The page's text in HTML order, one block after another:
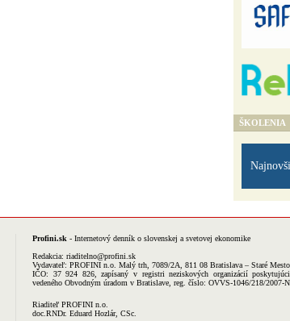
ŠKOLENIA
Profini.sk - Internetový denník o slovenskej a svetovej ekonomike
Redakcia: riaditelno@profini.sk
Vydavateľ: PROFINI n.o. Malý trh, 7089/2A, 811 08 Bratislava – Staré
IČO: 37 924 826, zapísaný v registri neziskových organizácií
vedeného Obvodným úradom v Bratislave, reg. číslo: OVVS-1046/218/2007-
Riaditeľ PROFINI n.o.
doc.RNDr. Eduard Hozlár, CSc.